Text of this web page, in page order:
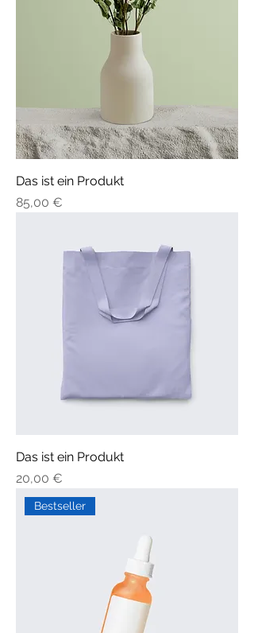
Das ist ein Produkt
Preis
85,00 €
Das ist ein Produkt
Preis
20,00 €
Bestseller